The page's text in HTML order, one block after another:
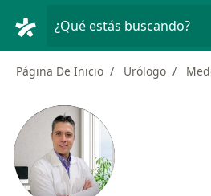
¿Qué estás buscando?
Página De Inicio Urólogo